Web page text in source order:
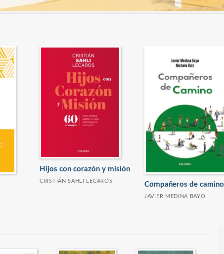
Hijos con corazón y misión
CRISTIÁN SAHLI LECAROS Compañeros de camino
JAVIER MEDINA BAYO